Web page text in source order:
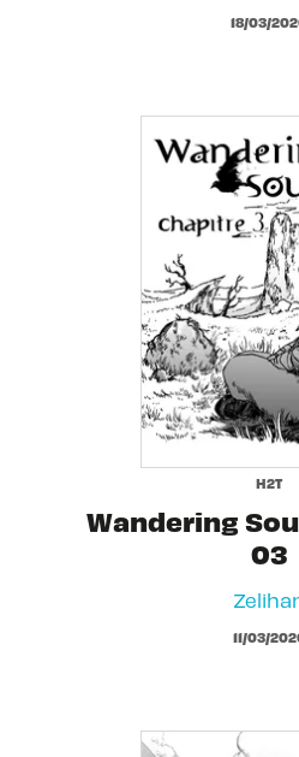
18/03/
H2T
Wandering
03
11/03/